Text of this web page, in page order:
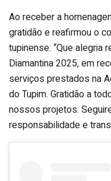
Ao receber a
gratidão e reafirmou o
tupinense: “Que alegria
Diamantina 2025, em
serviços prestados na
do Tupim. Gratidão a
nossos projetos.
responsabilidade e